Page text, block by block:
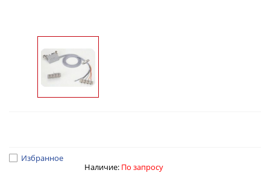
Избранное
Наличие: По запросу